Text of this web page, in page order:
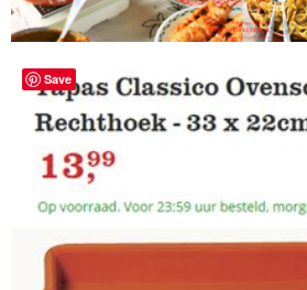
Save